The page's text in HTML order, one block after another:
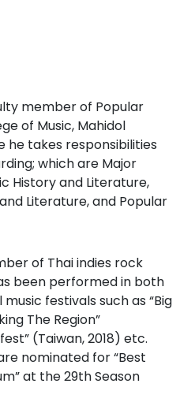
member of Popular
of Music, Mahidol
he takes responsibilities
which are Major
History and Literature,
Literature, and Popular
of Thai indies rock
been performed in both
festivals such as “Big
The Region”
(Taiwan, 2018) etc.
nominated for “Best
at the 29th Season